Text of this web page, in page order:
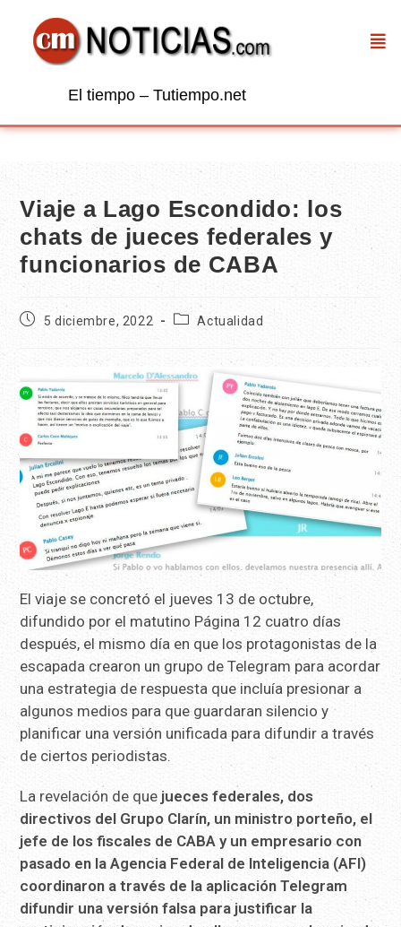
El tiempo – Tutiempo.net
Viaje a Lago Escondido: los
chats de jueces federales y
funcionarios de CABA
5 diciembre, 2022 Actualidad
El viaje se concretó el jueves 13 de octubre,
difundido por el matutino Página 12 cuatro días
después, el mismo día en que los protagonistas de la
escapada crearon un grupo de Telegram para acordar
una estrategia de respuesta que incluía presionar a
algunos medios para que guardaran silencio y
planificar una versión unificada para difundir a través
de ciertos periodistas.
La revelación de que jueces federales, dos
directivos del Grupo Clarín, un ministro porteño, el
jefe de los fiscales de CABA y un empresario con
pasado en la Agencia Federal de Inteligencia (AFI)
coordinaron a través de la aplicación Telegram
difundir una versión falsa para justificar la